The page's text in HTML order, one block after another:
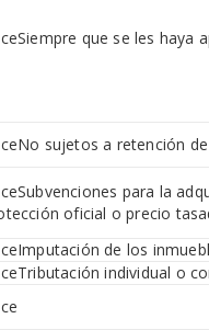
Siempre que se les haya
No sujetos a retención
Subvenciones para la
oficial o precio
Imputación de los
Tributación individual o